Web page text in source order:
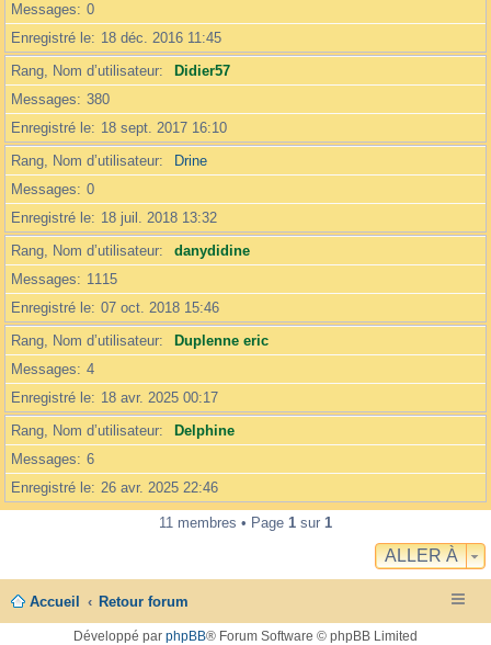
Messages
0
Enregistré le
18 déc. 2016 11:45
Rang, Nom d’utilisateur
Didier57
Messages
380
Enregistré le
18 sept. 2017 16:10
Rang, Nom d’utilisateur
Drine
Messages
0
Enregistré le
18 juil. 2018 13:32
Rang, Nom d’utilisateur
danydidine
Messages
1115
Enregistré le 07 oct. 2018 15:46
Rang, Nom d’utilisateur
Duplenne eric
Messages
4
Enregistré le
18 avr. 2025 00:17
Rang, Nom d’utilisateur
Delphine
Messages
6
Enregistré le 26 avr. 2025 22:46
11 membres • Page 1 sur 1
ALLER À
Accueil Retour forum
Développé par phpBB® Forum Software © phpBB Limited